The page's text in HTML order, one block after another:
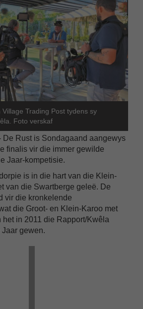
Village Trading Post tydens sy
Foto verskaf
De Rust is Sondagaand aangewys
finalis vir die immer gewilde
Jaar-kompetisie.
is in die hart van die Klein-
van die Swartberge geleë. De
vir die kronkelende
die Groot- en Klein-Karoo met
het in 2011 die Rapport/Kwêla
gewen.